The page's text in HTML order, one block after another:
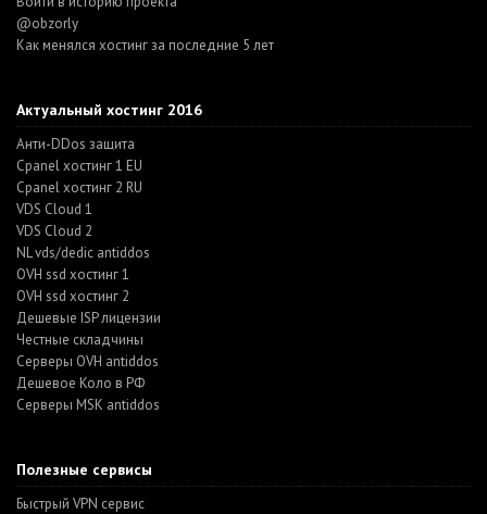
@obzorly
Как менялся хостинг за последние 5 лет
Актуальный хостинг 2016
Анти-DDos защита
Cpanel хостинг 1 EU
Cpanel хостинг 2 RU
VDS Cloud 1
VDS Cloud 2
NL vds/dedic antiddos
OVH ssd хостинг 1
OVH ssd хостинг 2
Дешевые ISP лицензии
Честные складчины
Серверы OVH antiddos
Дешевое Коло в РФ
Серверы MSK antiddos
Полезные сервисы
Быстрый VPN сервис